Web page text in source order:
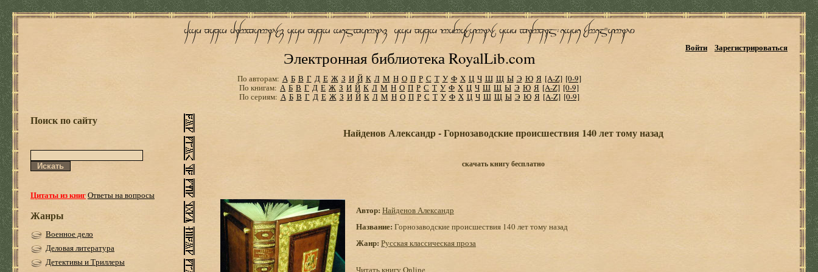
Электронная библиотека RoyalLib.com
Войти Зарегистрироваться
По авторам: А Б В Г Д Е Ж З И Й К Л М Н О П Р С Т У Ф Х Ц Ч Ш Щ Ы Э Ю Я [A-Z] [0-9]
По книгам: А Б В Г Д Е Ж З И Й К Л М Н О П Р С Т У Ф Х Ц Ч Ш Щ Ы Э Ю Я [A-Z] [0-9]
По сериям: А Б В Г Д Е Ж З И Й К Л М Н О П Р С Т У Ф Х Ц Ч Ш Щ Ы Э Ю Я [A-Z] [0-9]
Поиск по сайту
Цитаты из книгОтветы на вопросы
Жанры
Военное дело
Деловая литература
Детективы и Триллеры
Найденов Александр - Горнозаводские происшествия 140 лет тому назад
скачать книгу бесплатно
Автор: Найденов Александр
Название: Горнозаводские происшествия 140 лет тому назад
Жанр: Русская классическая проза
Читать книгу Online